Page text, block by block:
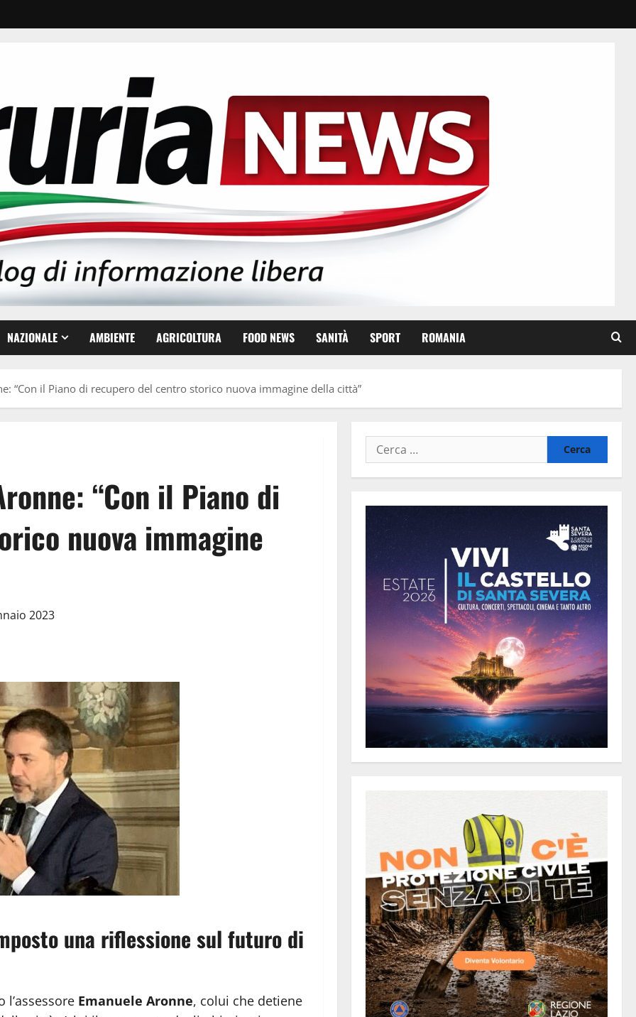
NAZIONALE AMBIENTE AGRICOLTURA FOOD NEWS SANITÀ SPORT ROMANIA
“Con il Piano di recupero del centro storico nuova immagine della città”
“Con il Piano di
nuova immagine
2023
una riflessione sul futuro di
l’assessore Emanuele Aronne, colui che detiene
Ricerca
per: